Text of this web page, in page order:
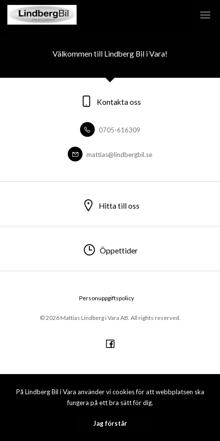
På Lindberg Bil i Vara använder vi cookies för att webbplatsen ska
fungera på ett bra sätt för dig.
Jag förstår
Välkommen till Lindberg Bil i Vara!
Kontakta oss
0705-616309
mattias@lindbergbil.se
Hitta till oss
Öppettider
© 2026 Mattias Lindberg i Vara AB. All rights reserved.
Personuppgiftspolicy